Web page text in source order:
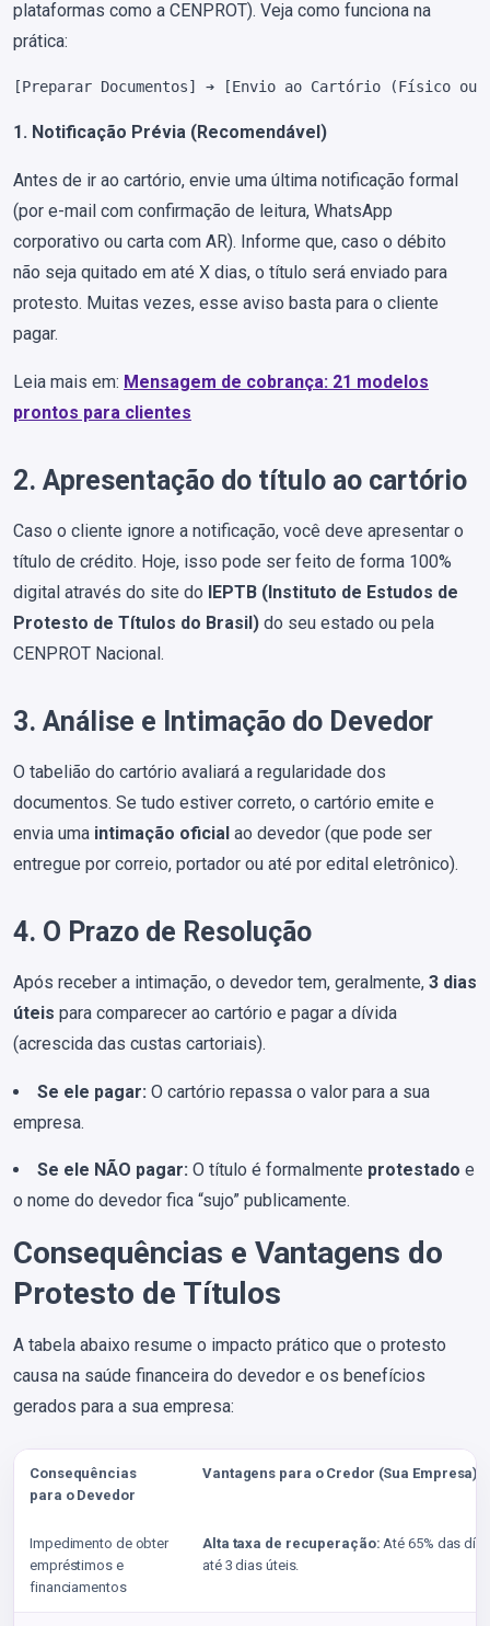
plataformas como a CENPROT). Veja como funciona na
prática:
[Preparar Documentos] ➔ [Envio ao Cartório (Físico
1. Notificação Prévia (Recomendável)
Antes de ir ao cartório, envie uma última notificação formal
(por e-mail com confirmação de leitura, WhatsApp
corporativo ou carta com AR). Informe que, caso o débito
não seja quitado em até X dias, o título será enviado para
protesto. Muitas vezes, esse aviso basta para o cliente
pagar.
Leia mais em: Mensagem de cobrança: 21 modelos
prontos para clientes
2. Apresentação do título ao cartório
Caso o cliente ignore a notificação, você deve apresentar o
título de crédito. Hoje, isso pode ser feito de forma 100%
digital através do site do IEPTB (Instituto de Estudos de
Protesto de Títulos do Brasil) do seu estado ou pela
CENPROT Nacional.
3. Análise e Intimação do Devedor
O tabelião do cartório avaliará a regularidade dos
documentos. Se tudo estiver correto, o cartório emite e
envia uma intimação oficial ao devedor (que pode ser
entregue por correio, portador ou até por edital eletrônico).
4. O Prazo de Resolução
Após receber a intimação, o devedor tem, geralmente, 3 dias
úteis para comparecer ao cartório e pagar a dívida
(acrescida das custas cartoriais).
Se ele pagar: O cartório repassa o valor para a sua
empresa.
Se ele NÃO pagar: O título é formalmente protestado e
o nome do devedor fica “sujo” publicamente.
Consequências e Vantagens do
Protesto de Títulos
A tabela abaixo resume o impacto prático que o protesto
causa na saúde financeira do devedor e os benefícios
gerados para a sua empresa:
Consequências
para o Devedor
Vantagens para o Credor (Sua Empresa)
Impedimento de obter
empréstimos e
financiamentos
Alta taxa de recuperação: Até 65% das
até 3 dias úteis.